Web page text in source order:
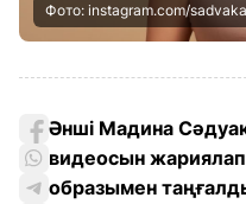
Фото: instagram.com/
Әнші Мадина
видеосын
образымен